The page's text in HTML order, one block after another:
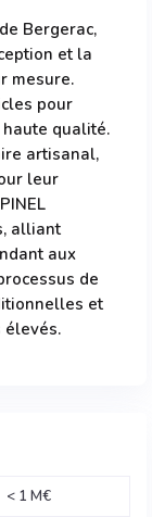
Bergerac,
et la
mesure.
pour
qualité.
artisanal,
leur
alliant
aux
de
et
élevés.
< 1 M€